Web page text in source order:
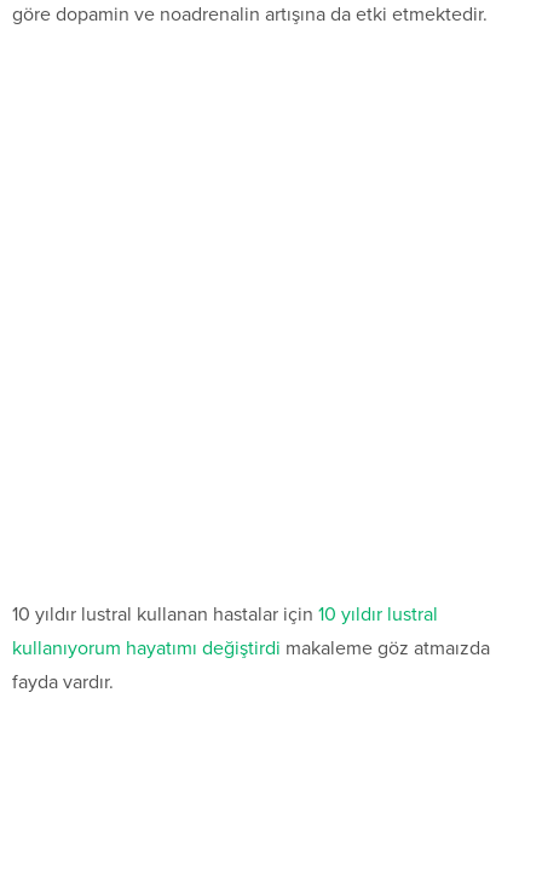
göre dopamin ve noadrenalin artışına da etki etmektedir.
10 yıldır lustral kullanan hastalar için 10 yıldır lustral
kullanıyorum hayatımı değiştirdi makaleme göz atmaızda
fayda vardır.